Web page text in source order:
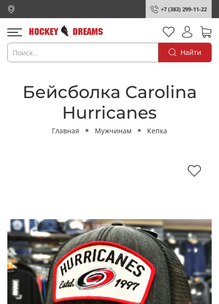
+7 (383) 299-11-22
Найти
Бейсболка Carolina
Hurricanes
Главная Мужчинам Кепка